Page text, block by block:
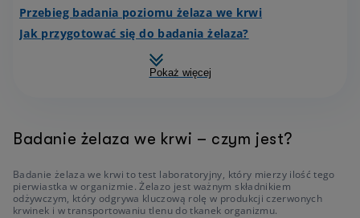
Przebieg badania poziomu żelaza we krwi
Jak przygotować się do badania żelaza?
Pokaż więcej
Badanie żelaza we krwi – czym jest?
Badanie żelaza we krwi to test laboratoryjny, który mierzy ilość tego
pierwiastka w organizmie. Żelazo jest ważnym składnikiem
odżywczym, który odgrywa kluczową rolę w produkcji czerwonych
krwinek i w transportowaniu tlenu do tkanek organizmu.